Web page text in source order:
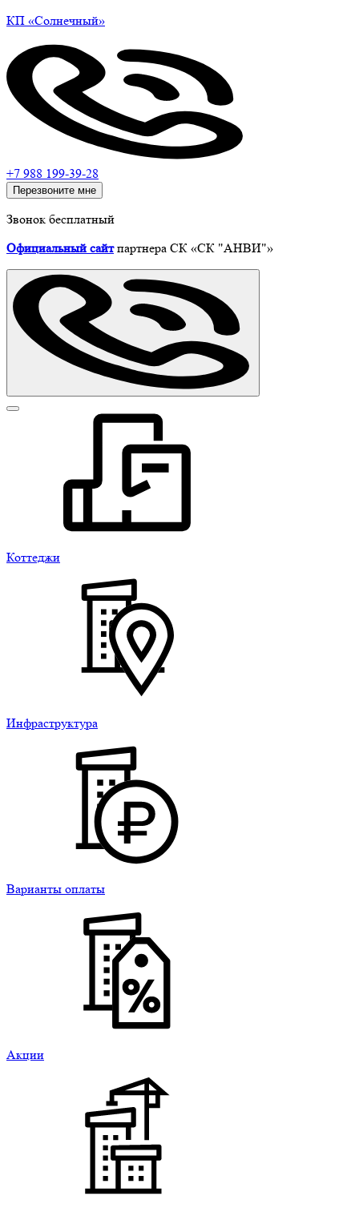
КП «Солнечный»
+7 988 199-39-28
Перезвоните мне
Звонок бесплатный
Официальный сайтпартнера СК «СК "АНВИ"»
Коттеджи
Инфраструктура
Варианты оплаты
Акции